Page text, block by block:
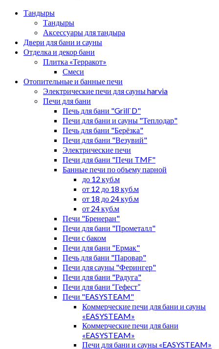
Тандыры
Тандыры
Аксессуары для тандыра
Двери для бани и сауны
Отделка и декор бани
Плитка «Терракот»
Смеси
Отопительные и банные печи
Электрические печи для сауны harvia
Печи для бани
Печь для бани "Grill`D"
Печи для бани и сауны "Теплодар"
Печь для бани "Берёзка"
Печи для бани "Везувий"
Электрические печи
Печи для бани "Печи TMF"
Банные печи по объему парной
до 12 куб.м
от 12 до 18 куб.м
от 18 до 24 куб.м
от 24 куб.м
Печи "Бренеран"
Печи для бани "Прометалл"
Печи с баком
Печи для бани "Ермак"
Печь для бани "Паровар"
Печи для сауны "Ферингер"
Печи для бани "Радуга"
Печи для бани “Гефест”
Печи "EASYSTEAM"
Коммерческие печи для бани и сауны
«EASYSTEAM»
Коммерческие печи для бани
«EASYSTEAM»
Печи для бани и сауны «EASYSTEAM»